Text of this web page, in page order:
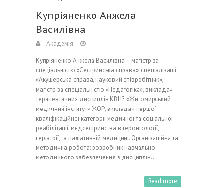
Купріяненко Анжела
Василівна
Академія
Купріяненко Анжела Василівна – магістр за
спеціальністю «Сестринська справа», спеціалізації
«Акушерська справа, науковий співробітник»,
магістр за спеціальністю «Педагогіка», викладач
терапевтичних дисциплін КВНЗ «Житомирський
медичний інститут» ЖОР, викладач першої
кваліфікаційної категорії медичної та соціальної
реабілітації, медсестринства в геронтології,
геріатрії, та паліативній медицині. Організаційна та
методична робота: розробник навчально-
методичного забезпечення з дисциплін…
Read more